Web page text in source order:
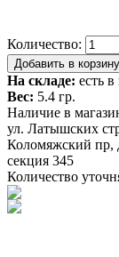
Количество:
На складе: есть
Вес: 5.4 гр.
Наличие в
ул. Латышских
Коломяжский пр,
секция 345
Количество